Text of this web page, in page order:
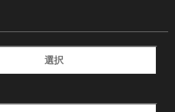
選択